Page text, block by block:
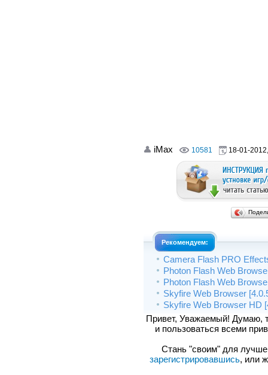
iMax 10581 18-01-
Рекомендуем:
Camera Flash PRO
Photon Flash Web
Photon Flash Web
Skyfire Web Browser
Skyfire Web Browser HD
Привет, Уважаемый! Думаю,
и пользоваться всеми
Стань "своим" для
зарегистрировавшись, или